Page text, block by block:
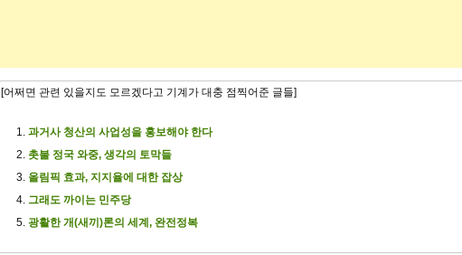
[어쩌면 관련 있을지도 모르겠다고 기계가 대충 점찍어준 글들]
과거사 청산의 사업성을 홍보해야 한다
촛불 정국 와중, 생각의 토막들
올림픽 효과, 지지율에 대한 잡상
그래도 까이는 민주당
광활한 개(새끼)론의 세계, 완전정복